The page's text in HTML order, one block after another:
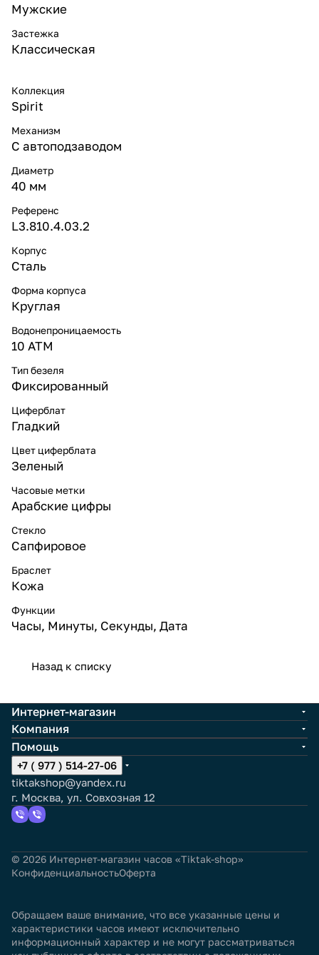
Мужские
Застежка
Классическая
Коллекция
Spirit
Механизм
С автоподзаводом
Диаметр
40 мм
Референс
L3.810.4.03.2
Корпус
Сталь
Форма корпуса
Круглая
Водонепроницаемость
10 ATM
Тип безеля
Фиксированный
Циферблат
Гладкий
Цвет циферблата
Зеленый
Часовые метки
Арабские цифры
Стекло
Сапфировое
Браслет
Кожа
Функции
Часы, Минуты, Секунды, Дата
Назад к списку
Интернет-магазин
Компания
Помощь
+7 ( 977 ) 514-27-06
tiktakshop@yandex.ru
г. Москва, ул. Совхозная 12
© 2026 Интернет-магазин часов «Tiktak-shop»
КонфиденциальностьОферта
Обращаем ваше внимание, что все указанные цены и
характеристики часов имеют исключительно
информационный характер и не могут рассматриваться